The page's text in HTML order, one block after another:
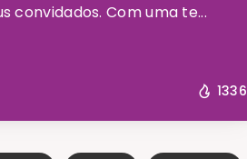
convidados. Com uma te...
1336